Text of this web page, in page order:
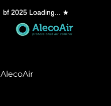
bf 2025 Loading...
AlecoAir